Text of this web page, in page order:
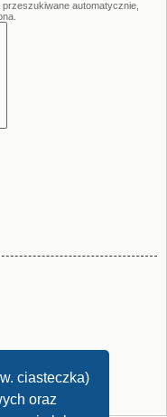
ciasteczka)
oraz
automatycznie,